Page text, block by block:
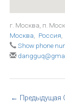
г. Москва, п.
Москва
Россия
Show phone
← Предыдущая